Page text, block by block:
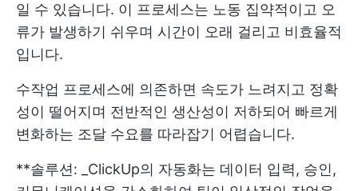
일 수 있습니다. 이 프로세스는 노동 집약적이고 오
류가 발생하기 쉬우며 시간이 오래 걸리고 비효율적
입니다.
수작업 프로세스에 의존하면 속도가 느려지고 정확
성이 떨어지며 전반적인 생산성이 저하되어 빠르게
변화하는 조달 수요를 따라잡기 어렵습니다.
**솔루션: _ClickUp의 자동화는 데이터 입력, 승인,